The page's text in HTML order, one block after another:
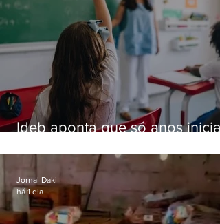
Ideb aponta que só anos
educação
Jornal Daki
há 1 dia